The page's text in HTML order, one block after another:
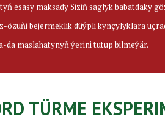
esasy maksady Siziň saglyk babatdaky
özüňi bejermeklik düýpli kynçylyklara
da maslahatynyň ýerini tutup bilmeýär.
TÜRME